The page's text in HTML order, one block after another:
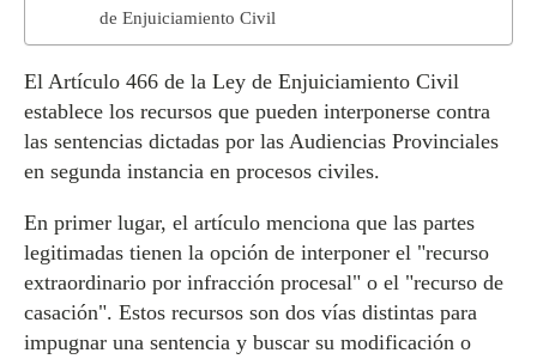
de Enjuiciamiento Civil
El Artículo 466 de la Ley de Enjuiciamiento Civil
establece los recursos que pueden interponerse contra
las sentencias dictadas por las Audiencias Provinciales
en segunda instancia en procesos civiles.
En primer lugar, el artículo menciona que las partes
legitimadas tienen la opción de interponer el "recurso
extraordinario por infracción procesal" o el "recurso de
casación". Estos recursos son dos vías distintas para
impugnar una sentencia y buscar su modificación o